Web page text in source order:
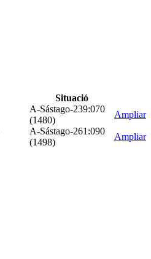
Situació
A-Sástago-239:070
(1480)
Ampliar
A-Sástago-261:090
(1498)
Ampliar